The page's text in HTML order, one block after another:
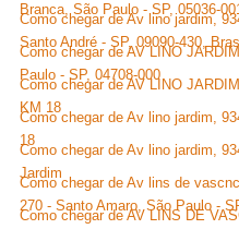
Branca, São Paulo - SP, 05036-
Como chegar de Av lino jardim,
Santo André - SP, 09090-430,
Como chegar de AV LINO
Paulo - SP, 04708-000
Como chegar de AV LINO
KM 18
Como chegar de Av lino jardim,
18
Como chegar de Av lino jardim,
Jardim
Como chegar de Av lins de
270 - Santo Amaro, São Paulo -
Como chegar de AV LINS DE